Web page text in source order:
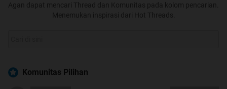
Agan dapat mencari Thread dan Komunitas pada kolom pencarian.
Menemukan inspirasi dari Hot Threads.
Komunitas Pilihan